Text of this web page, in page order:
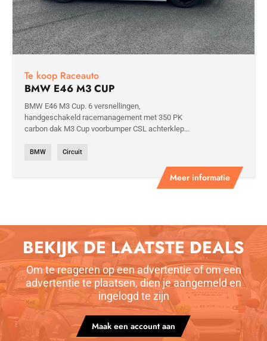
Meer informatie
Te koop Raceauto
BMW E46 M3 CUP
BMW E46 M3 Cup. 6 versnellingen,
handgeschakeld racemanagement met 350 PK
carbon dak M3 Cup voorbumper CSL achterklep...
BMW Circuit
BEKIJK DE LAATSTE DEALS
Om te reageren op een advertentie of om een
advertentie te plaatsen, dien je aangemeld en
ingelogd te zijn
Maak een account aan